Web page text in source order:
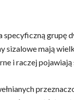
specyficzną grupę
mają
i raczej